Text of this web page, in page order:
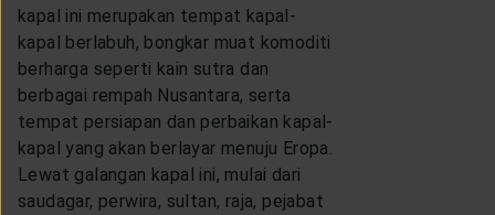
kapal ini merupakan tempat kapal-
kapal berlabuh, bongkar muat komoditi
berharga seperti kain sutra dan
berbagai rempah Nusantara, serta
tempat persiapan dan perbaikan kapal-
kapal yang akan berlayar menuju Eropa.
Lewat galangan kapal ini, mulai dari
saudagar, perwira, sultan, raja, pejabat